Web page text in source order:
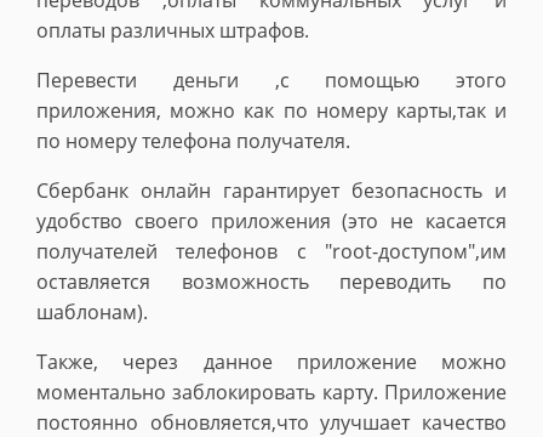
оплаты различных штрафов.
Перевести деньги ,с помощью этого
приложения, можно как по номеру карты,так и
по номеру телефона получателя.
Сбербанк онлайн гарантирует безопасность и
удобство своего приложения (это не касается
получателей телефонов с "root-доступом",им
оставляется возможность переводить по
шаблонам).
Также, через данное приложение можно
моментально заблокировать карту. Приложение
постоянно обновляется,что улучшает качество